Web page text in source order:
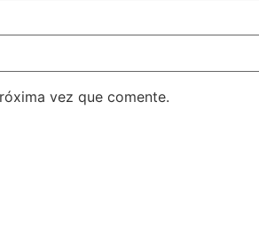
vez que comente.